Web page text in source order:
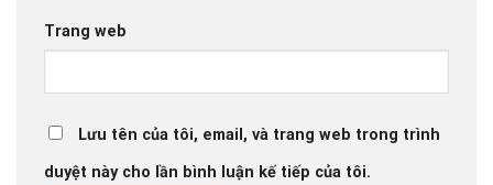
Trang web
Lưu tên của tôi, email, và trang web trong trình
duyệt này cho lần bình luận kế tiếp của tôi.